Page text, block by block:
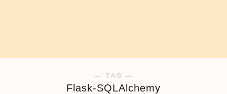
― TAG ―
Flask-SQLAlchemy